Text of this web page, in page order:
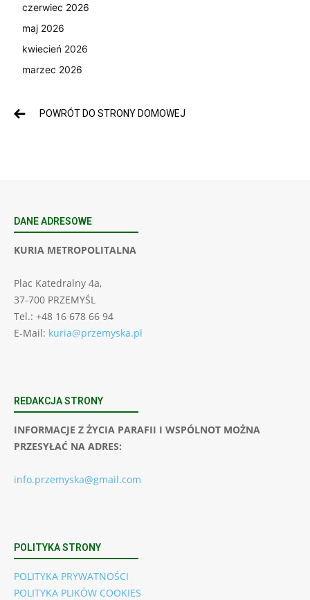
czerwiec 2026
maj 2026
kwiecień 2026
marzec 2026
POWRÓT DO STRONY DOMOWEJ
DANE ADRESOWE
KURIA METROPOLITALNA
Plac Katedralny 4a,
37-700 PRZEMYŚL
Tel.: +48 16 678 66 94
E-Mail: kuria@przemyska.pl
REDAKCJA STRONY
INFORMACJE Z ŻYCIA PARAFII I WSPÓLNOT MOŻNA
PRZESYŁAĆ NA ADRES:
info.przemyska@gmail.com
POLITYKA STRONY
POLITYKA PRYWATNOŚCI
POLITYKA PLIKÓW COOKIES